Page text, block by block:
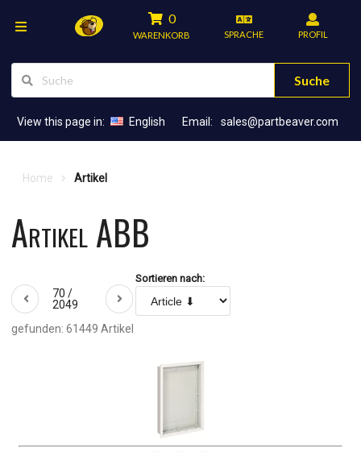
0
WARENKORB SPRACHE PROFIL
Suche
View this page in: English Email: sales@partbeaver.com
Home Artikel
Artikel ABB
70 /
2049
Sortieren nach:
gefunden: 61449 Artikel